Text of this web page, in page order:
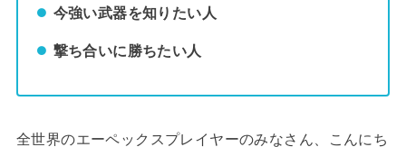
今強い武器を知りたい人
撃ち合いに勝ちたい人
全世界のエーペックスプレイヤーのみなさん、こんにち